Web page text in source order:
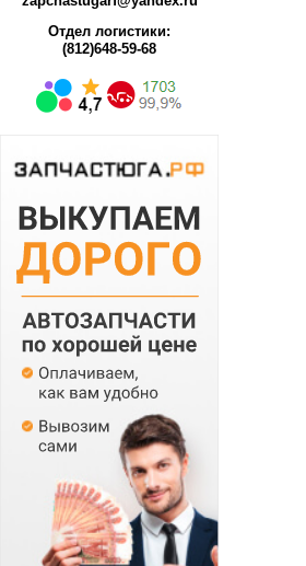
Отдел логистики:
(812)648-59-68